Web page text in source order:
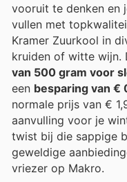
vooruit te denken en
vullen met
Kramer Zuurkool in
kruiden of witte wijn.
van 500 gram voor
een besparing van €
normale prijs van €
aanvulling voor je
twist bij die sappige
geweldige
vriezer op Makro.